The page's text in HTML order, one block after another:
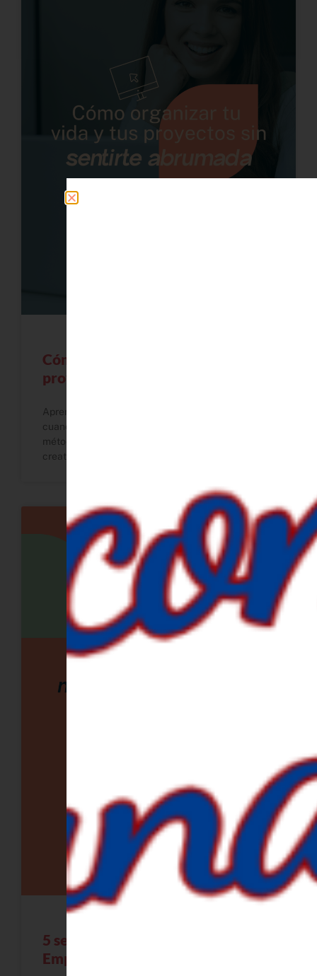
Cómo organizar tu vida y tus
proyectos sin sentirte abrumada
Aprende cómo organizar tu vida y tus proyectos
cuando tienes demasiadas ideas. Descubre un
método práctico para crear estructura sin perder
creatividad.
5 series de Mujeres
Emprendedoras que ver en Netflix